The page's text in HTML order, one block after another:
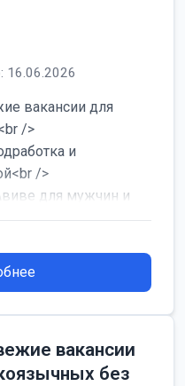
16.06.2026
вакансии для
/>
и
/>
для мужчин и
вакансии
без